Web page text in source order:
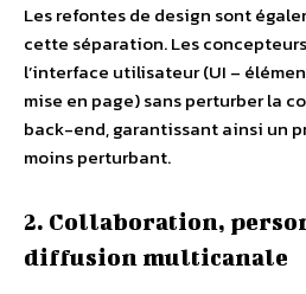
Les refontes de design sont
cette séparation. Les
l’interface utilisateur (UI –
mise en page) sans perturber la
back-end, garantissant ainsi un
moins perturbant.
2. Collaboration,
diffusion multicanale